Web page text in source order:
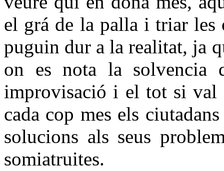
el grá de la palla i triar les
puguin dur a la realitat, ja
on es nota la solvencia
improvisació i el tot si val
cada cop mes els
solucions als seus
somiatruites.